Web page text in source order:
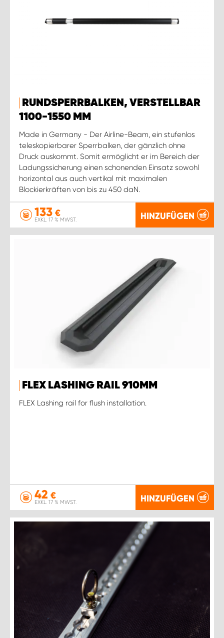
RUNDSPERRBALKEN, VERSTELLBAR
1100-1550 MM
Made in Germany - Der Airline-Beam, ein stufenlos
teleskopierbarer Sperrbalken, der gänzlich ohne
Druck auskommt. Somit ermöglicht er im Bereich der
Ladungssicherung einen schonenden Einsatz sowohl
horizontal aus auch vertikal mit maximalen
Blockierkräften von bis zu 450 daN.
133 €
EXKL. 17 % MWST. HINZUFÜGEN
FLEX LASHING RAIL 910MM
FLEX Lashing rail for flush installation.
42 €
EXKL. 17 % MWST. HINZUFÜGEN